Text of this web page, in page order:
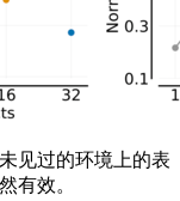
见过的环境上的表
有效。